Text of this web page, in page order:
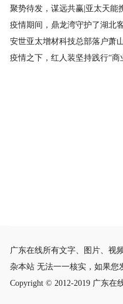
聚势待发，谋远共赢|亚太天能
疫情期间，鼎龙湾守护了湖北
安世亚太增材科技总部落户萧
疫情之下，红人装坚持践行“商
广东在线所有文字、图片、视
杂本站 无法一一核实，如果您
Copyright © 2012-2019 广东在